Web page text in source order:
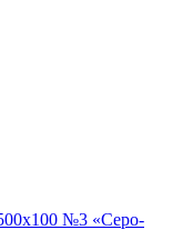
№3 «Серо-